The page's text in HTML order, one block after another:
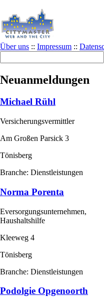
Über uns :: Impressum ::
Neuanmeldungen
Michael Rühl
Versicherungsvermittler
Am Großen Parsick 3
Tönisberg
Branche: Dienstleistungen
Norma Porenta
Eversorgungsunternehmen,
Haushaltshilfe
Kleeweg 4
Tönisberg
Branche: Dienstleistungen
Podolgie Opgenoorth